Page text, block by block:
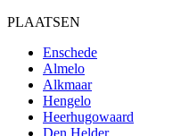
PLAATSEN
Enschede
Almelo
Alkmaar
Hengelo
Heerhugowaard
Den Helder